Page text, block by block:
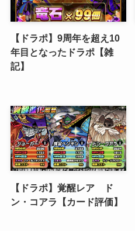
【ドラポ】9周年を超え10
年目となったドラポ【雑
記】
【ドラポ】覚醒レア ド
ン・コアラ【カード評価】